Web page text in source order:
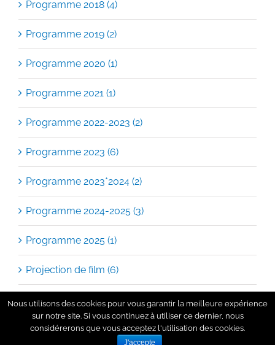
Programme 2019 (2)
Programme 2020 (1)
Programme 2021 (1)
Programme 2022-2023 (2)
Programme 2023 (6)
Programme 2023*2024 (2)
Programme 2024-2025 (3)
Programme 2025 (1)
Projection de film (6)
rencontres littéraires (3)
Slam & Poésiie (4)
Spectacle (8)
Nous utilisons des cookies pour vous garantir la meilleure expérience
sur notre site. Si vous continuez à utiliser ce dernier, nous
considérerons que vous acceptez l'utilisation des cookies.
J'accepte